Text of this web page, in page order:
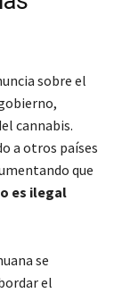
sobre el
cannabis.
a otros países
que
es ilegal
se
el